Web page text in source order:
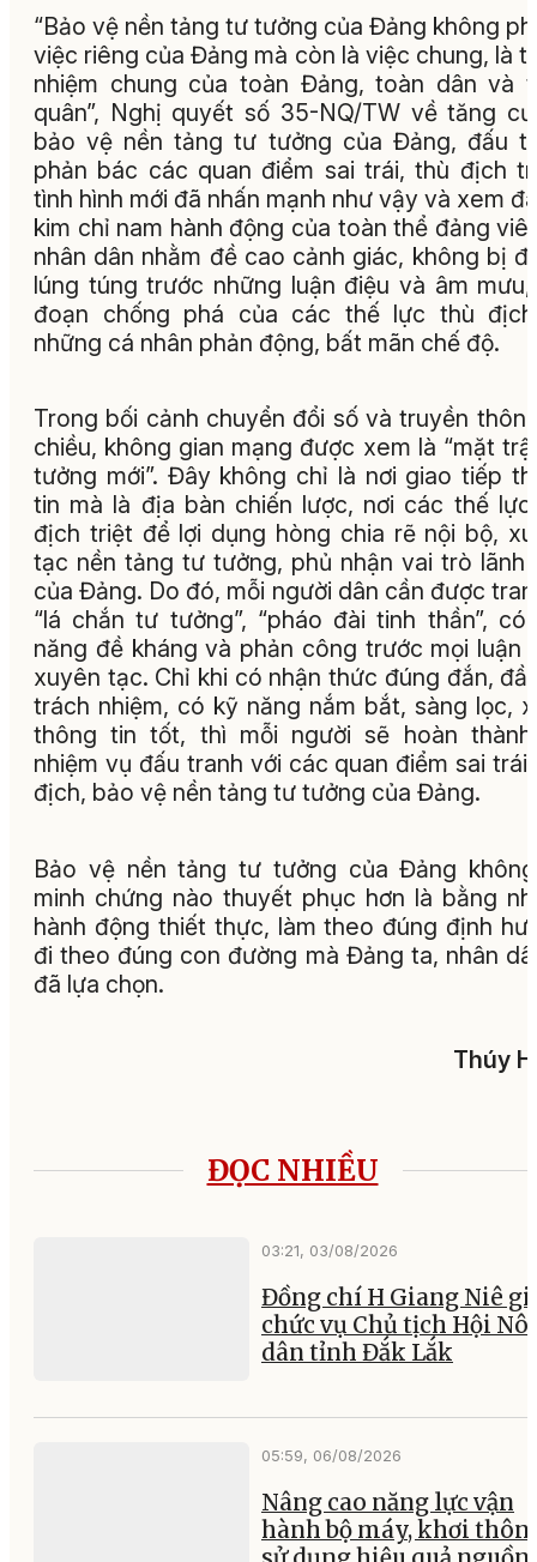
“Bảo vệ nền tảng tư tưởng của Đảng không
việc riêng của Đảng mà còn là việc chung, là
nhiệm chung của toàn Đảng, toàn dân và
quân”, Nghị quyết số 35-NQ/TW về tăng
bảo vệ nền tảng tư tưởng của Đảng, đấu
phản bác các quan điểm sai trái, thù địch
tình hình mới đã nhấn mạnh như vậy và xem
kim chỉ nam hành động của toàn thể đảng
nhân dân nhằm đề cao cảnh giác, không bị
lúng túng trước những luận điệu và âm
đoạn chống phá của các thế lực thù
những cá nhân phản động, bất mãn chế độ.
Trong bối cảnh chuyển đổi số và truyền
chiều, không gian mạng được xem là “mặt
tưởng mới”. Đây không chỉ là nơi giao tiếp
tin mà là địa bàn chiến lược, nơi các thế
địch triệt để lợi dụng hòng chia rẽ nội bộ,
tạc nền tảng tư tưởng, phủ nhận vai trò lãnh
của Đảng. Do đó, mỗi người dân cần được
“lá chắn tư tưởng”, “pháo đài tinh thần”, có
năng đề kháng và phản công trước mọi luận
xuyên tạc. Chỉ khi có nhận thức đúng đắn,
trách nhiệm, có kỹ năng nắm bắt, sàng lọc,
thông tin tốt, thì mỗi người sẽ hoàn
nhiệm vụ đấu tranh với các quan điểm sai
địch, bảo vệ nền tảng tư tưởng của Đảng.
Bảo vệ nền tảng tư tưởng của Đảng
minh chứng nào thuyết phục hơn là bằng
hành động thiết thực, làm theo đúng định
đi theo đúng con đường mà Đảng ta, nhân
đã lựa chọn.
Thúy
ĐỌC NHIỀU
03:21, 03/08/2026
Đồng chí H Giang Niê
chức vụ Chủ tịch Hội
dân tỉnh Đắk Lắk
05:59, 06/08/2026
Nâng cao năng lực vận
hành bộ máy, khơi